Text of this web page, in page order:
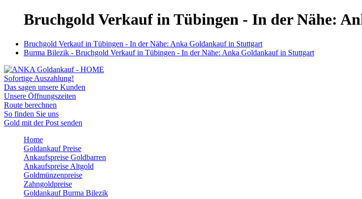
Bruchgold Verkauf in Tübingen - In der Nähe:
Bruchgold Verkauf in Tübingen - In der Nähe: Anka Goldankauf in Stuttgart
Burma Bilezik - Bruchgold Verkauf in Tübingen - In der Nähe: Anka Goldankauf in Stuttgart
Sofortige Auszahlung!
Das sagen unsere Kunden
Unsere Öffnungszeiten
Route berechnen
So finden Sie uns
Gold mit der Post senden
Home
Goldankauf Preise
Ankaufspreise Goldbarren
Ankaufspreise Altgold
Goldmünzenpreise
Zahngoldpreise
Goldankauf Burma Bilezik